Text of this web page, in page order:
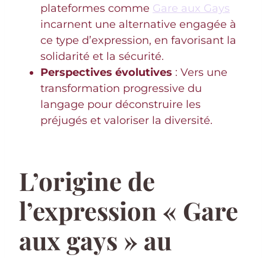
plateformes comme Gare aux Gays
incarnent une alternative engagée à
ce type d’expression, en favorisant la
solidarité et la sécurité.
Perspectives évolutives : Vers une
transformation progressive du
langage pour déconstruire les
préjugés et valoriser la diversité.
L’origine de
l’expression « Gare
aux gays » au